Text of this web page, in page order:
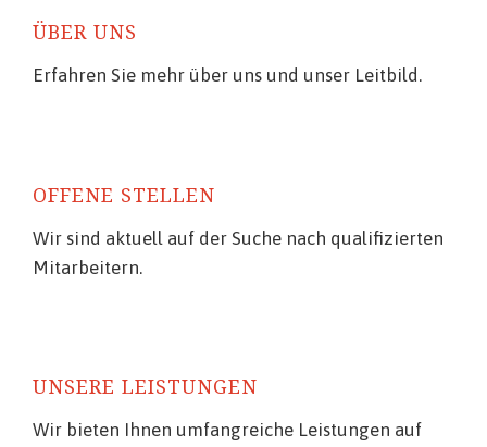
ÜBER UNS
Erfahren Sie mehr über uns und unser Leitbild.
OFFENE STELLEN
Wir sind aktuell auf der Suche nach qualifizierten
Mitarbeitern.
UNSERE LEISTUNGEN
Wir bieten Ihnen umfangreiche Leistungen auf